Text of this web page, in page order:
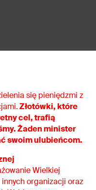
się pieniędzmi z
Złotówki, które
cel, trafią
Żaden minister
swoim ulubieńcom.
Wielkiej
organizacji oraz